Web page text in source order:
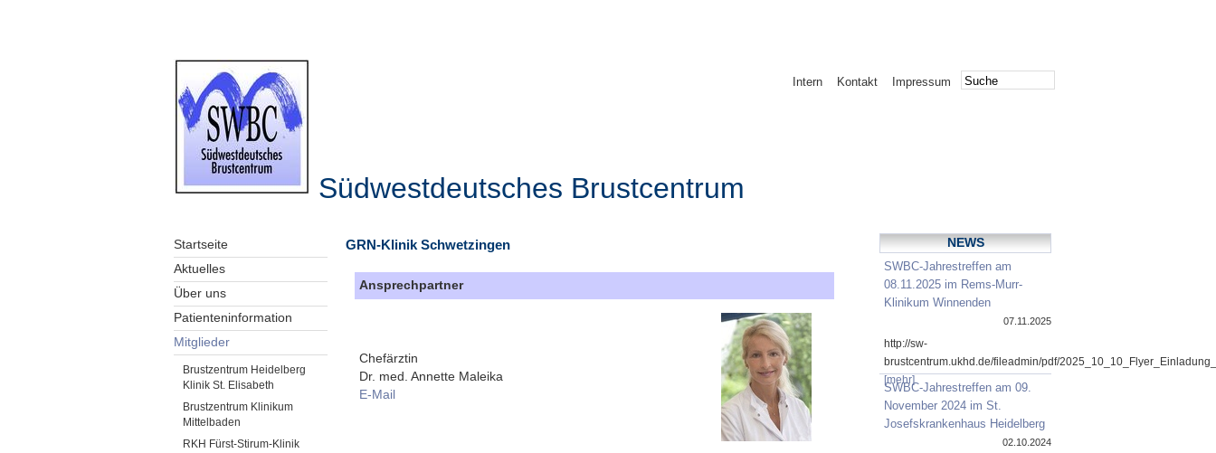
Intern Kontakt Impressum
Südwestdeutsches Brustcentrum
Startseite
Aktuelles
Über uns
Patienteninformation
Mitglieder
Brustzentrum Heidelberg
Klinik St. Elisabeth
Brustzentrum Klinikum
Mittelbaden
RKH Fürst-Stirum-Klinik
GRN-Klinik Schwetzingen
Ansprechpartner
Chefärztin
Dr. med. Annette Maleika
E-Mail
NEWS
SWBC-Jahrestreffen am
08.11.2025 im Rems-Murr-
Klinikum Winnenden
07.11.2025
http://sw-
brustcentrum.ukhd.de/fileadmin/pdf/
[mehr]
SWBC-Jahrestreffen am 09.
November 2024 im St.
Josefskrankenhaus Heidelberg
02.10.2024